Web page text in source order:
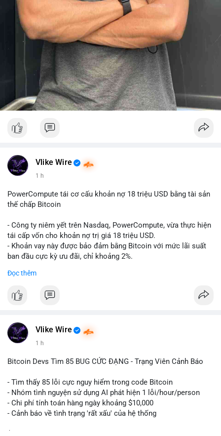
Vlike Wire
1 h
PowerCompute tái cơ cấu khoản nợ 18 triệu USD bằng tài sản
thế chấp Bitcoin
- Công ty niêm yết trên Nasdaq, PowerCompute, vừa thực hiện
tái cấp vốn cho khoản nợ trị giá 18 triệu USD.
- Khoản vay này được bảo đảm bằng Bitcoin với mức lãi suất
ban đầu cực kỳ ưu đãi, chỉ khoảng 2%.
ngày càng tin tưởng sử dụng BTC làm tài sản thế chấp để tối
$btc
#vlikevn #titanbot
📰 Nguồn: Cointelegraph
Đọc thêm
Vlike Wire
1 h
Bitcoin Devs Tìm 85 BUG CỨC ĐẠNG - Trạng Viên Cảnh Báo
- Tìm thấy 85 lỗi cực nguy hiểm trong code Bitcoin
- Nhóm tình nguyện sử dụng AI phát hiện 1 lỗi/hour/person
- Chi phí tính toán hàng ngày khoảng $10,000
- Cảnh báo về tình trạng 'rất xấu' của hệ thống